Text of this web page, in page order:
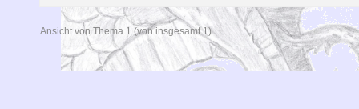
Ansicht von Thema 1 (von insgesamt 1)